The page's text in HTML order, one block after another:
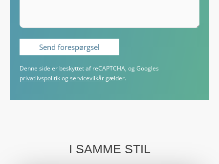
Denne side er beskyttet af reCAPTCHA, og Googles
privatlivspolitik og servicevilkår gælder.
I SAMME STIL